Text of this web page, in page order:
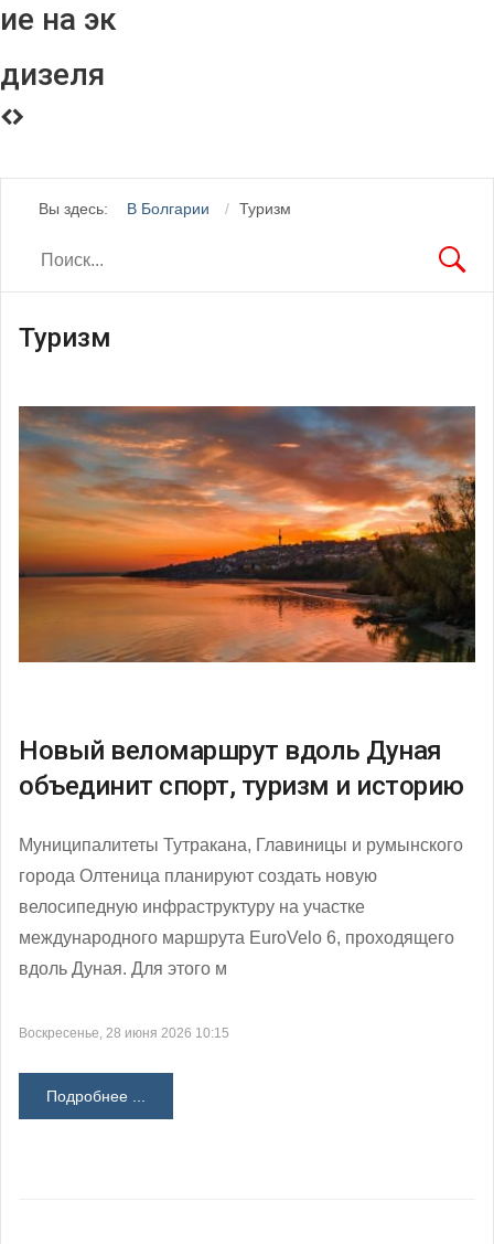
ие на эк
дизеля
Вы здесь: В Болгарии Туризм
Туризм
Новый веломаршрут вдоль Дуная
объединит спорт, туризм и историю
Муниципалитеты Тутракана, Главиницы и румынского
города Олтеница планируют создать новую
велосипедную инфраструктуру на участке
международного маршрута EuroVelo 6, проходящего
вдоль Дуная. Для этого м
Воскресенье, 28 июня 2026 10:15
Подробнее ...